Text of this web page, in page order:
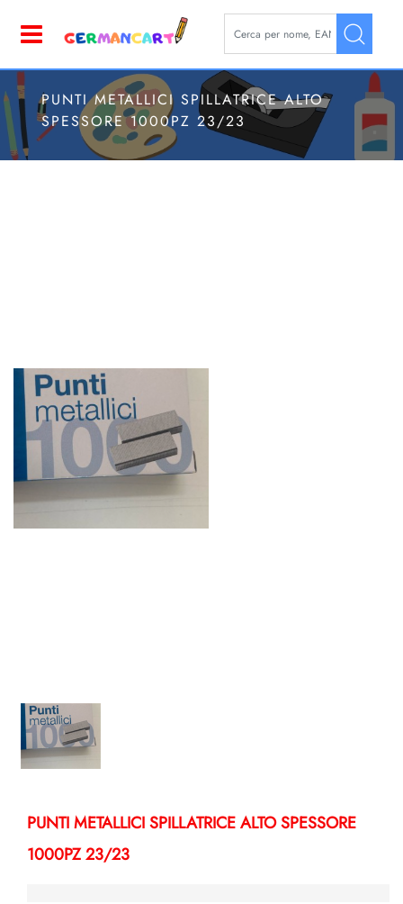
La modifica di un filtro
PUNTI METALLICI SPILLATRICE ALTO
SPESSORE 1000PZ 23/23
PUNTI METALLICI SPILLATRICE ALTO SPESSORE
1000PZ 23/23